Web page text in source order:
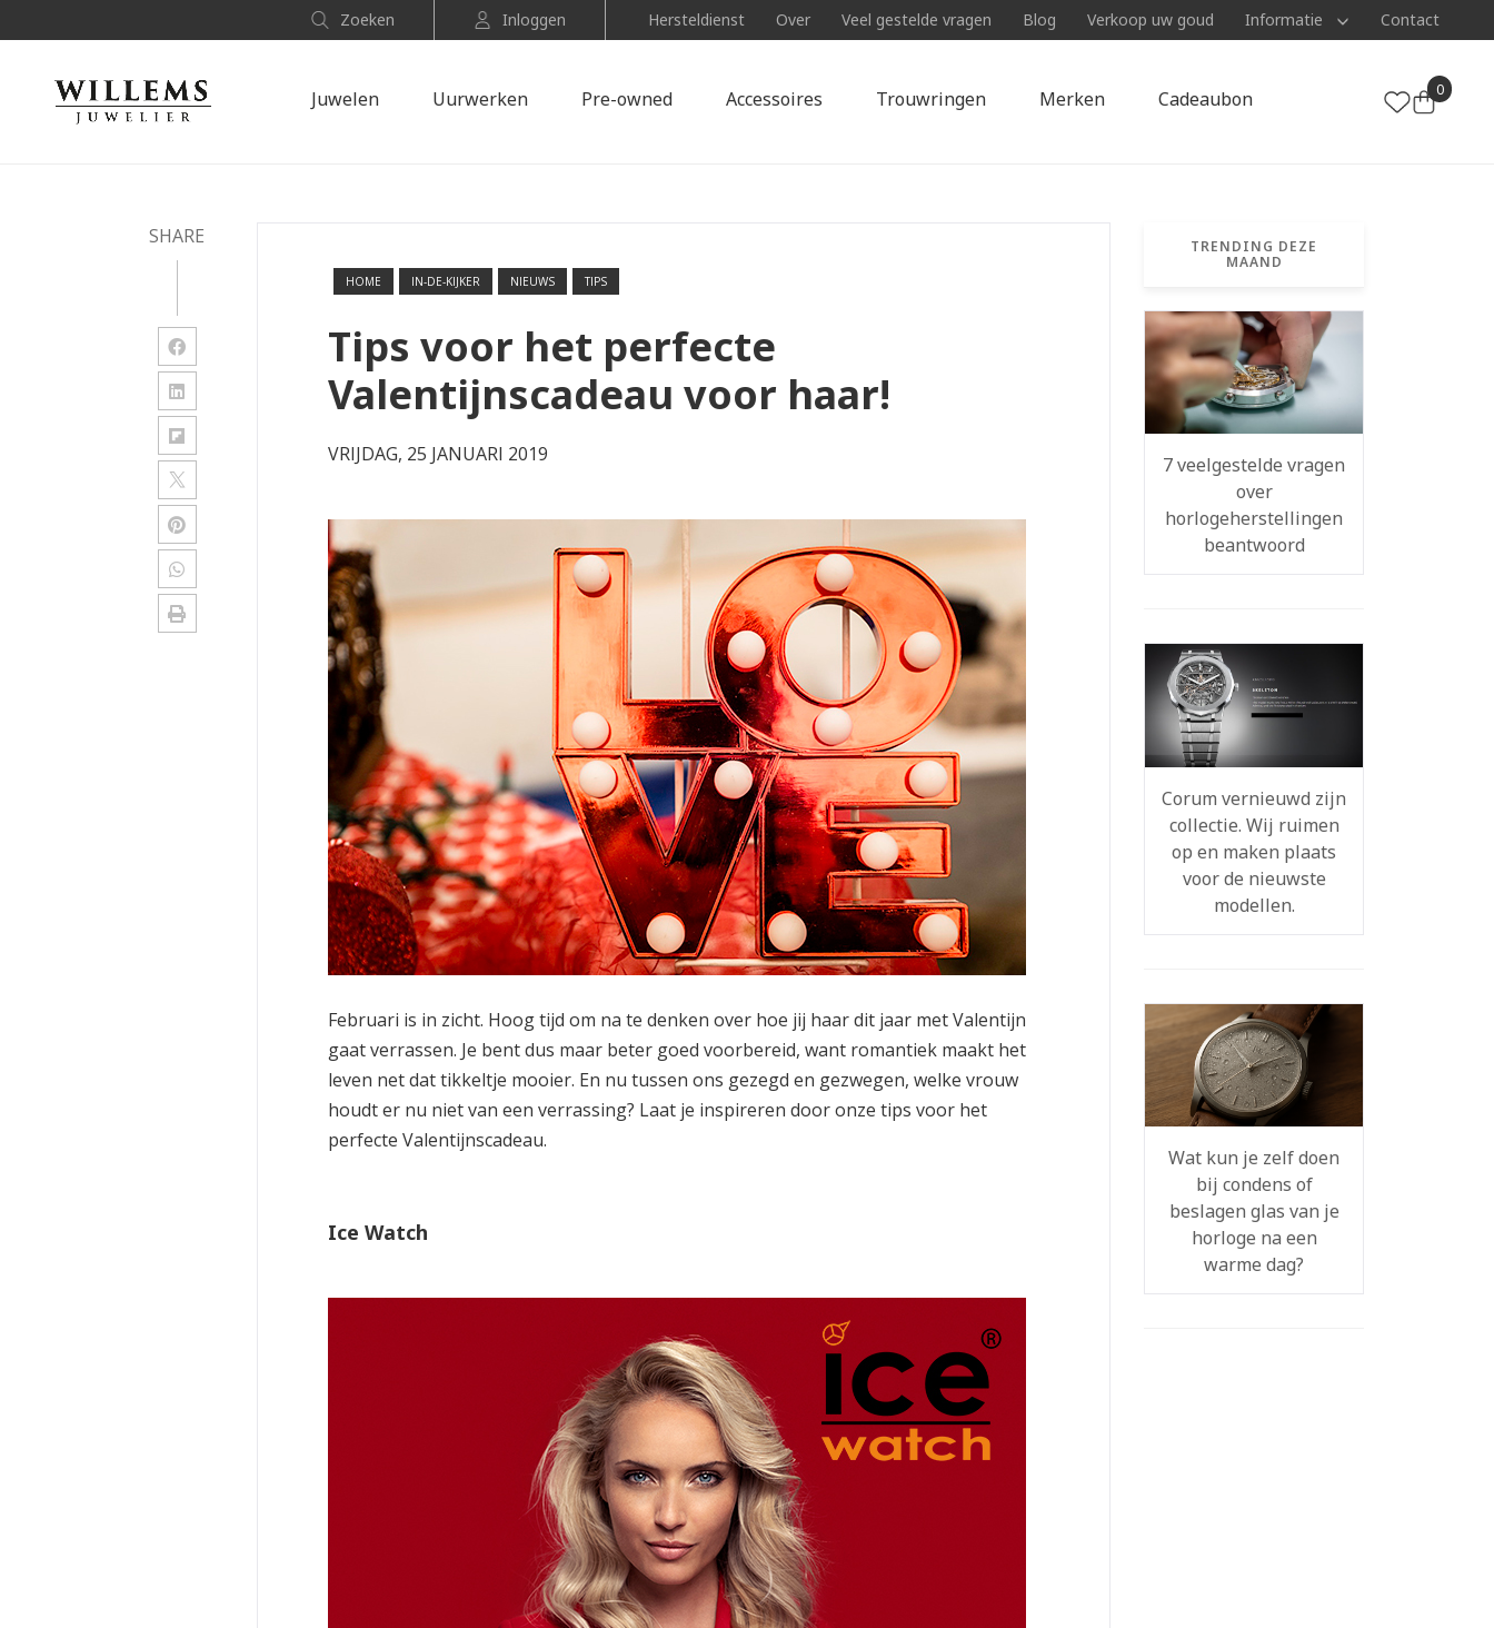
Zoeken Inloggen Hersteldienst Over Veel gestelde vragen Blog Verkoop uw goud Informatie Contact
Juwelen Uurwerken Pre-owned Accessoires Trouwringen Merken Cadeaubon 0
SHARE
HOME IN-DE-KIJKER NIEUWS TIPS
Tips voor het perfecte
Valentijnscadeau voor haar!
VRIJDAG, 25 JANUARI 2019
Februari is in zicht. Hoog tijd om na te denken over hoe jij haar dit jaar met Valentijn
gaat verrassen. Je bent dus maar beter goed voorbereid, want romantiek maakt het
leven net dat tikkeltje mooier. En nu tussen ons gezegd en gezwegen, welke vrouw
houdt er nu niet van een verrassing? Laat je inspireren door onze tips voor het
perfecte Valentijnscadeau.
Ice Watch
TRENDING DEZE
MAAND
7 veelgestelde vragen
over
horlogeherstellingen
beantwoord
Corum vernieuwd zijn
collectie. Wij ruimen
op en maken plaats
voor de nieuwste
modellen.
Wat kun je zelf doen
bij condens of
beslagen glas van je
horloge na een
warme dag?